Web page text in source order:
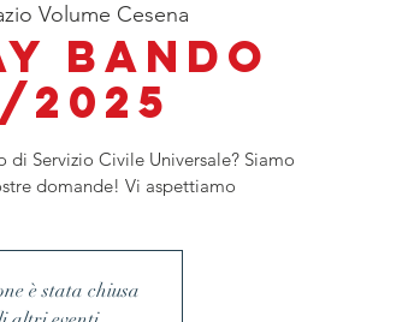
Volume Cesena
Bando
2025
Servizio Civile Universale? Siamo
domande! Vi aspettiamo
è stata chiusa